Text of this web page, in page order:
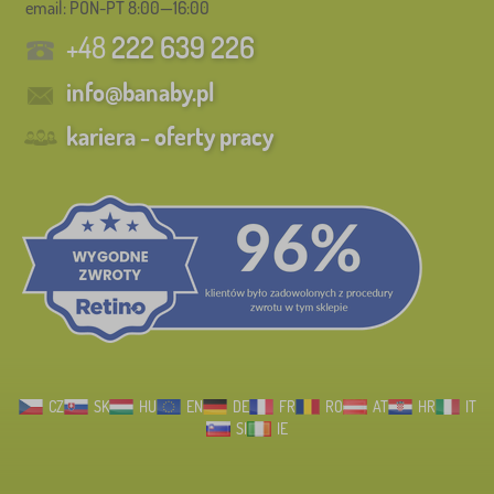
email: PON-PT 8:00—16:00
+48222 639 226
info@banaby.pl
kariera - oferty pracy
CZ SK HU EN DE FR RO AT HR
IT
SI
IE